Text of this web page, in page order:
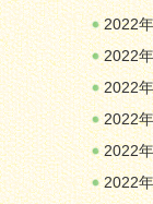
2022
2022
2022
2022
2022
2022